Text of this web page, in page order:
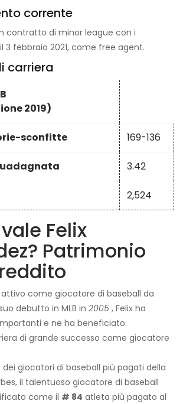
corrente
contratto di minor league con i
3 febbraio 2021, come free agent.
carriera
2019)
sconfitte 169-136
3.42
2,524
Felix
Patrimonio
attivo come giocatore di baseball da
debutto in MLB in 2005 , Felix ha
e ne ha beneficiato.
di grande successo come giocatore
dei giocatori di baseball più pagati della
il talentuoso giocatore di baseball
come il # 84 atleta più pagato al